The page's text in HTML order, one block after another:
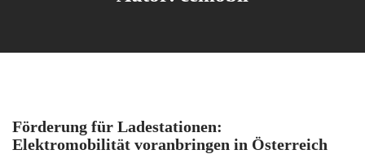
Förderung für Ladestationen:
Elektromobilität voranbringen in Österreich